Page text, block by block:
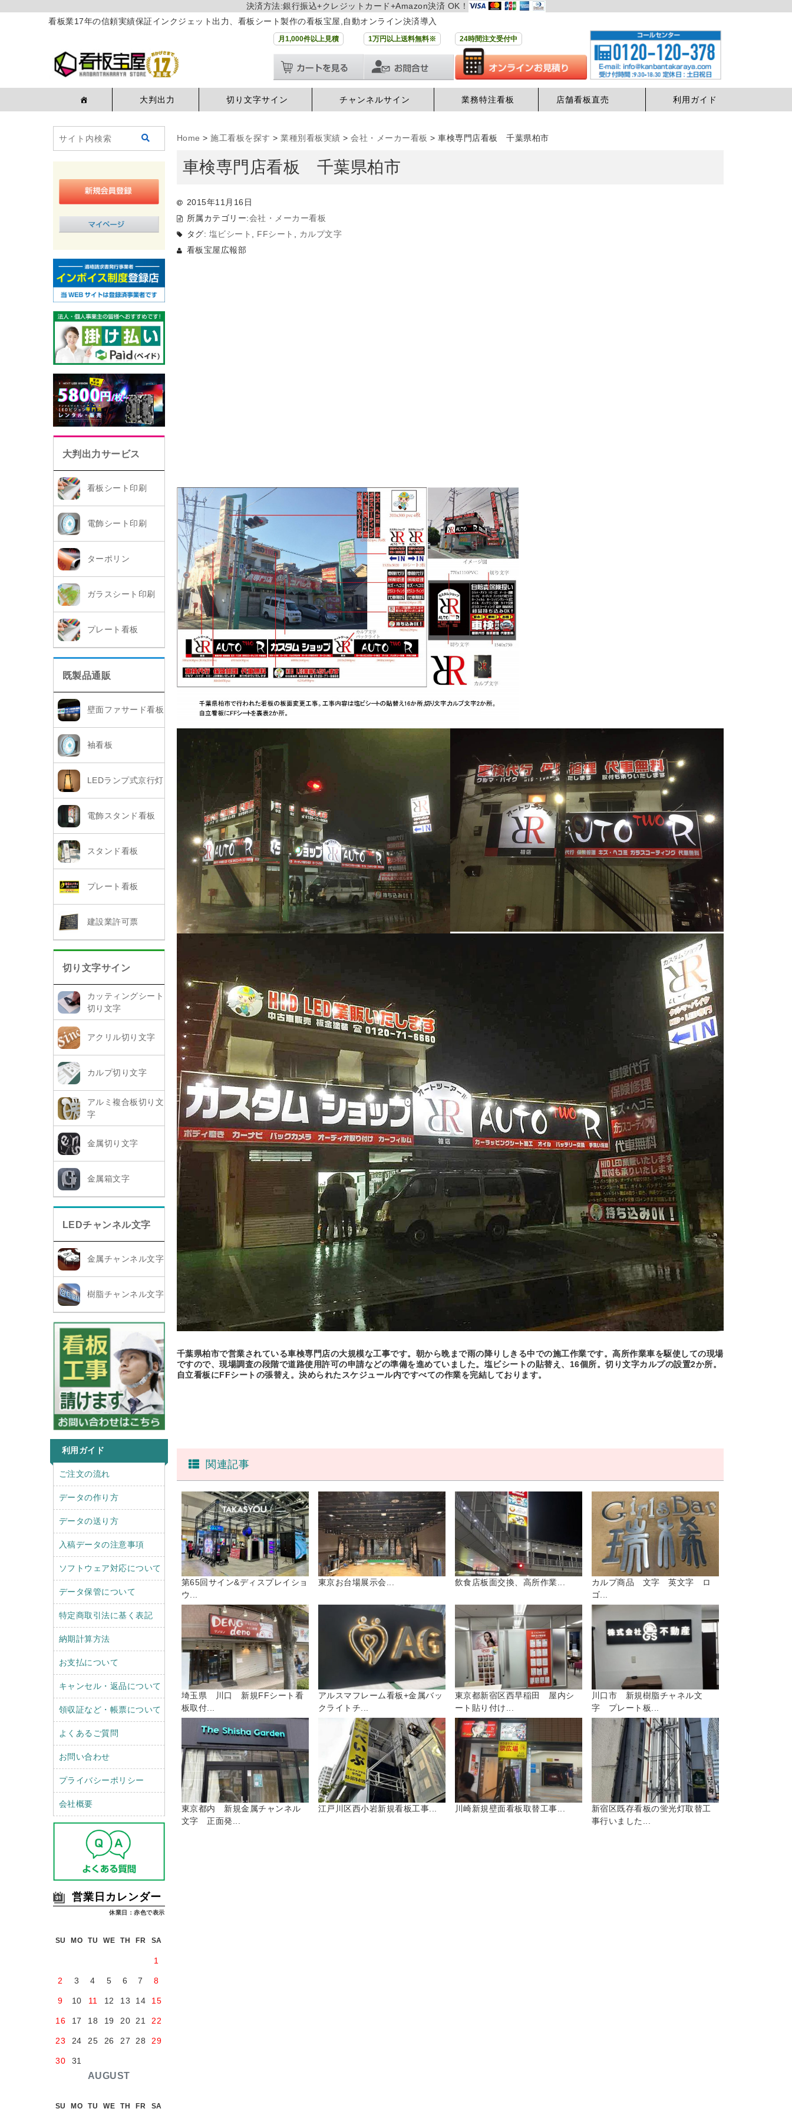
決済方法:銀行振込+クレジットカード+Amazon決済 OK！
看板業17年の信頼実績保証インクジェット出力、看板シート製作の看板宝屋,自動オンライン決済導入
月1,000件以上見積 1万円以上送料無料※ 24時間注文受付中
大判出力 切り文字サイン チャンネルサイン 業務特注看板 店舗看板直売 利用ガイド
大判出力サービス
看板シート印刷
電飾シート印刷
ターポリン
ガラスシート印刷
プレート看板
既製品通販
壁面ファサード看板
袖看板
LEDランプ式京行灯
電飾スタンド看板
スタンド看板
プレート看板
建設業許可票
切り文字サイン
カッティングシート
切り文字
アクリル切り文字
カルプ切り文字
アルミ複合板切り文
字
金属切り文字
金属箱文字
LEDチャンネル文字
金属チャンネル文字
樹脂チャンネル文字
利用ガイド
r
ご注文の流れ
データの作り方
データの送り方
入稿データの注意事項
ソフトウェア対応について
データ保管について
特定商取引法に基く表記
納期計算方法
お支払について
キャンセル・返品について
領収証など・帳票について
よくあるご質問
お問い合わせ
プライバシーポリシー
会社概要
営業日カレンダー
休業日：赤色で表示
AUGUST
SU MO TU WE TH FR SA
1
2 3 4 5 6 7 8
9 10 11 12 13 14 15
16 17 18 19 20 21 22
23 24 25 26 27 28 29
30 31
SU MO TU WE TH FR SA
Home > 施工看板を探す > 業種別看板実績 > 会社・メーカー看板 > 車検専門店看板 千葉県柏市
車検専門店看板 千葉県柏市
2015年11月16日
所属カテゴリー:会社・メーカー看板
タグ: 塩ビシート FFシート
カルプ文字
看板宝屋広報部
千葉県柏市で営業されている車検専門店の大規模な工事です。朝から晩まで雨の降りしきる中での施工作業です。高所作業車を駆使しての現場
ですので、現場調査の段階で道路使用許可の申請などの準備を進めていました。塩ビシートの貼替え、16個所。切り文字カルプの設置2か所。
自立看板にFFシートの張替え。決められたスケジュール内ですべての作業を完結しております。
関連記事
第65回サイン&ディスプレイショ
ウ...
東京お台場展示会... 飲食店板面交換、高所作業...
カルプ商品 文字 英文字 ロ
ゴ...
埼玉県 川口 新規FFシート看
板取付...
アルスマフレーム看板+金属バッ
クライトチ...
東京都新宿区西早稲田 屋内シ
ート貼り付け...
川口市 新規樹脂チャネル文
字 プレート板...
東京都内 新規金属チャンネル
文字 正面発...
江戸川区西小岩新規看板工事... 川崎新規壁面看板取替工事...
新宿区既存看板の蛍光灯取替工
事行いました...